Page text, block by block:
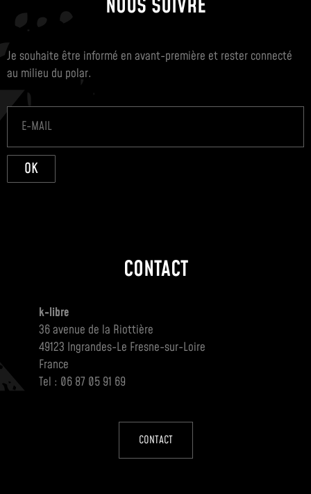
NOUS SUIVRE
Je souhaite être informé en avant-première et rester connecté
au milieu du polar.
OK
CONTACT
k-libre
36 avenue de la Riottière
49123 Ingrandes-Le Fresne-sur-Loire
France
Tel : 06 87 05 91 69
CONTACT